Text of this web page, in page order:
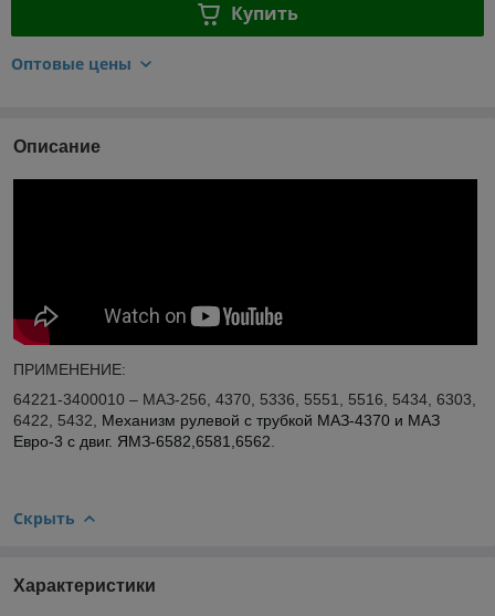
Купить
Оптовые цены
Описание
ПРИМЕНЕНИЕ:
64221-3400010 – МАЗ-256, 4370, 5336, 5551, 5516, 5434, 6303,
6422, 5432, Механизм рулевой с трубкой МАЗ-4370 и МАЗ
Евро-3 с двиг. ЯМЗ-6582,6581,6562
Скрыть
Характеристики